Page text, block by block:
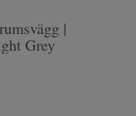
|
Grey